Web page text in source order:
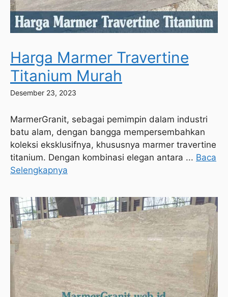
Harga Marmer Travertine
Titanium Murah
Desember 23, 2023
MarmerGranit, sebagai pemimpin dalam industri
batu alam, dengan bangga mempersembahkan
koleksi eksklusifnya, khususnya marmer travertine
titanium. Dengan kombinasi elegan antara ... Baca
Selengkapnya